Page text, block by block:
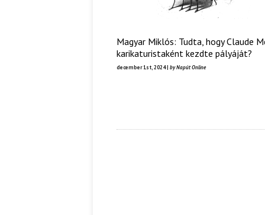
Magyar Miklós: Tudta, hogy Claude
karikaturistaként kezdte pályáját?
december 1st, 2024 | by Napút Online